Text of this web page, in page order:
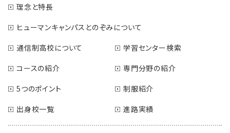
理念と特長
ヒューマンキャンパスとのぞみについて
通信制高校について
学習センター検索
コースの紹介
専門分野の紹介
5つのポイント
制服紹介
出身校一覧
進路実績